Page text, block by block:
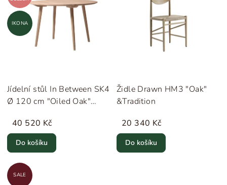
IKONA
Jídelní stůl In Between SK4
Ø 120 cm "Oiled Oak"
40 520 Kč
Do košíku
Židle Drawn HM3 "Oak"
&Tradition
20 340 Kč
Do košíku
SALE